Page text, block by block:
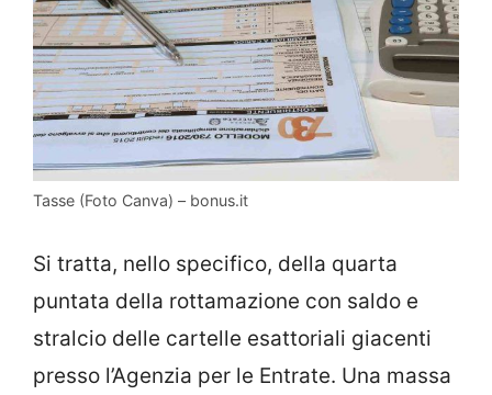
Tasse (Foto Canva) – bonus.it
Si tratta, nello specifico, della quarta
puntata della rottamazione con saldo e
stralcio delle cartelle esattoriali giacenti
presso l’Agenzia per le Entrate. Una massa